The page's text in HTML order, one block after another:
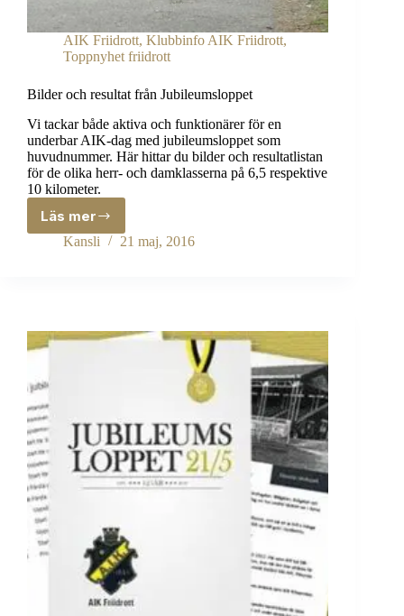
AIK Friidrott, Klubbinfo AIK Friidrott,
Toppnyhet friidrott
Bilder och resultat från Jubileumsloppet
Vi tackar både aktiva och funktionärer för en
underbar AIK-dag med jubileumsloppet som
huvudnummer. Här hittar du bilder och resultatlistan
för de olika herr- och damklasserna på 6,5 respektive
10 kilometer.
Läs mer
Bilder
och
Kansli 21 maj, 2016